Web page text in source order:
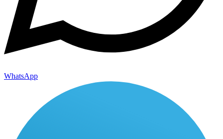
WhatsApp